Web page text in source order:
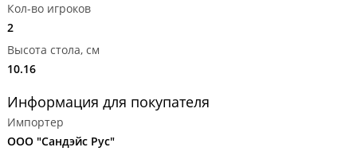
Кол-во игроков
2
Высота стола, см
10.16
Информация для покупателя
Импортер
ООО "Сандэйс Рус"